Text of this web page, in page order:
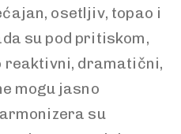
osetljiv, topao i
su pod pritiskom,
reaktivni, dramatični,
mogu jasno
su